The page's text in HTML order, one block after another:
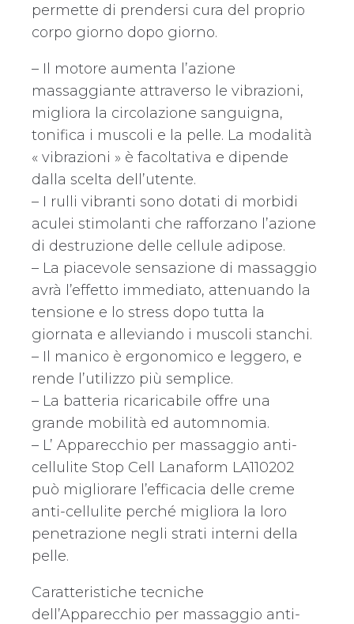
permette di prendersi cura del proprio
corpo giorno dopo giorno.
– Il motore aumenta l’azione
massaggiante attraverso le vibrazioni,
migliora la circolazione sanguigna,
tonifica i muscoli e la pelle. La modalità
« vibrazioni » è facoltativa e dipende
dalla scelta dell’utente.
– I rulli vibranti sono dotati di morbidi
aculei stimolanti che rafforzano l’azione
di destruzione delle cellule adipose.
– La piacevole sensazione di massaggio
avrà l’effetto immediato, attenuando la
tensione e lo stress dopo tutta la
giornata e alleviando i muscoli stanchi.
– Il manico è ergonomico e leggero, e
rende l’utilizzo più semplice.
– La batteria ricaricabile offre una
grande mobilità ed automnomia.
– L’ Apparecchio per massaggio anti-
cellulite Stop Cell Lanaform LA110202
può migliorare l’efficacia delle creme
anti-cellulite perché migliora la loro
penetrazione negli strati interni della
pelle.
Caratteristiche tecniche
dell’Apparecchio per massaggio anti-